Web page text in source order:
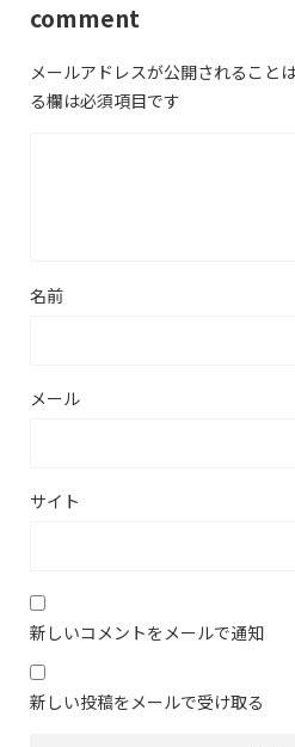
comment
メールアドレスが公開されること
る欄は必須項目です
名前
メール
サイト
新しいコメントをメールで通知
新しい投稿をメールで受け取る